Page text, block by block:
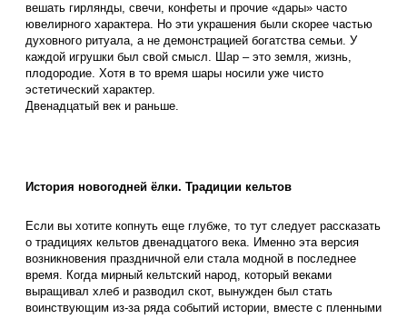
вешать гирлянды, свечи, конфеты и прочие «дары» часто
ювелирного характера. Но эти украшения были скорее частью
духовного ритуала, а не демонстрацией богатства семьи. У
каждой игрушки был свой смысл. Шар – это земля, жизнь,
плодородие. Хотя в то время шары носили уже чисто
эстетический характер.
Двенадцатый век и раньше.
История новогодней ёлки. Традиции кельтов
Если вы хотите копнуть еще глубже, то тут следует рассказать
о традициях кельтов двенадцатого века. Именно эта версия
возникновения праздничной ели стала модной в последнее
время. Когда мирный кельтский народ, который веками
выращивал хлеб и разводил скот, вынужден был стать
воинствующим из-за ряда событий истории, вместе с пленными